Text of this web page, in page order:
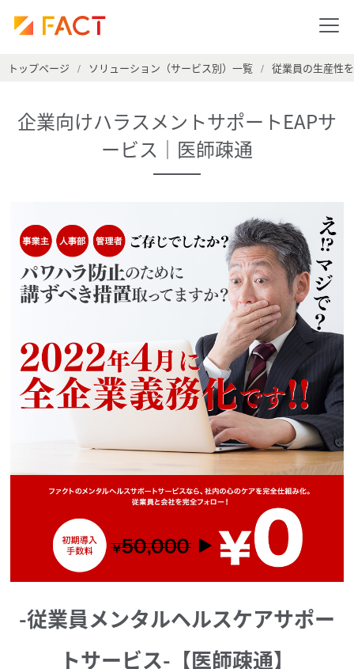
トップページ / ソリューション（サービス別）一覧 / 従業員の生産性
企業向けハラスメントサポートEAPサ
ービス｜医師疎通
-従業員メンタルヘルスケアサポー
トサービス-【医師疎通】